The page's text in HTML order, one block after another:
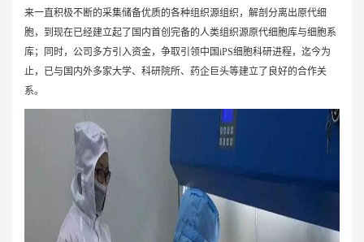
来一直积极不断的采集储备优质的各种组织源组织，解剖分离出原代细
胞，到现在已经建立起了国内首创完备的人类组织源原代细胞库与细胞系
库；同时，公司多方引入资金，争取引领中国iPS细胞科研进程，迄今为
止，已与国内外多家大学、科研院所、药企巨头等建立了良好的合作关
系。